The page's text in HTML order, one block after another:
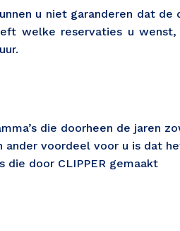
u niet garanderen dat de
welke reservaties u wenst,
die doorheen de jaren
ander voordeel voor u is dat
door CLIPPER gemaakt